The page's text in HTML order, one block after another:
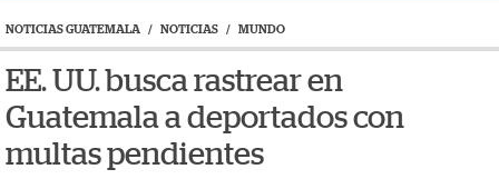
NOTICIAS GUATEMALA / NOTICIAS / MUNDO
EE. UU. busca rastrear en
Guatemala a deportados con
multas pendientes